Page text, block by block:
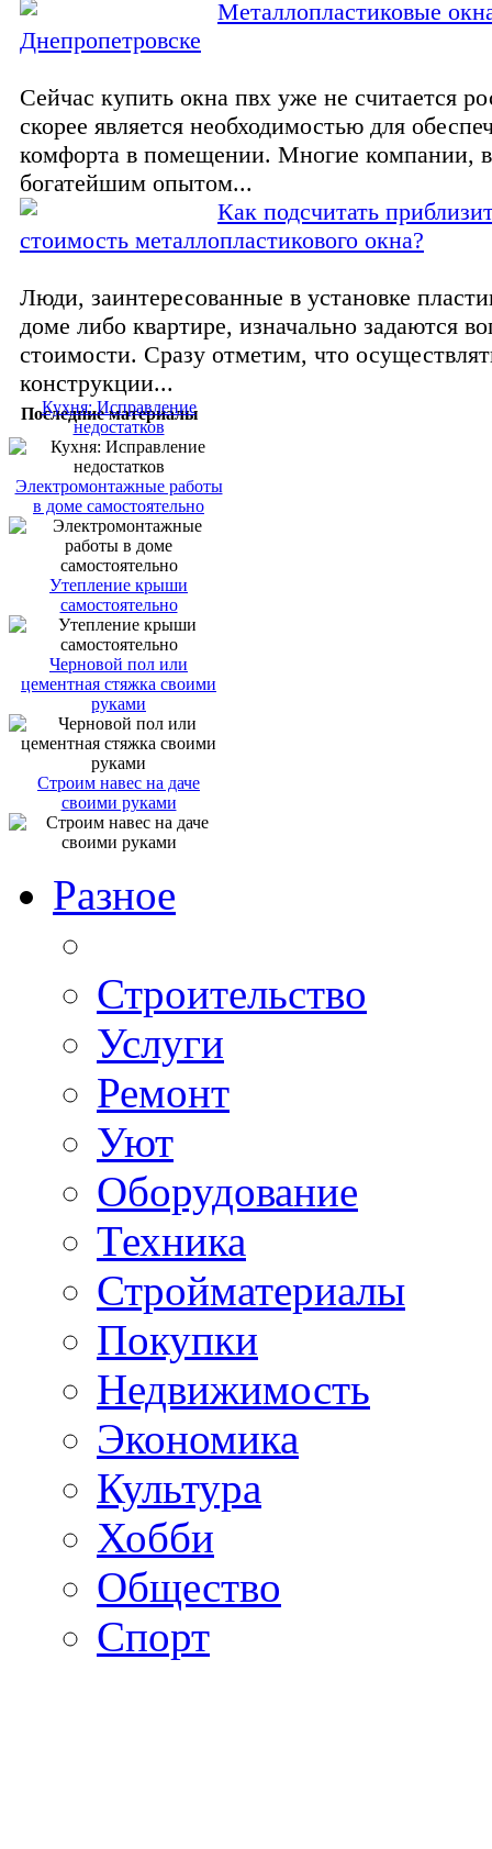
Металлопластиковые
Днепропетровске
Сейчас купить окна пвх уже не считается
скорее является необходимостью для
комфорта в помещении. Многие компании,
богатейшим опытом...
Как подсчитать
стоимость металлопластикового окна?
Люди, заинтересованные в установке
доме либо квартире, изначально задаются
стоимости. Сразу отметим, что
конструкции...
Последние материалы
Кухня: Исправление
недостатков
Электромонтажные работы
в доме самостоятельно
Утепление крыши
самостоятельно
Черновой пол или
цементная стяжка своими
руками
Строим навес на даче
своими руками
Разное
Строительство
Услуги
Ремонт
Уют
Оборудование
Техника
Стройматериалы
Покупки
Недвижимость
Экономика
Культура
Хобби
Общество
Спорт